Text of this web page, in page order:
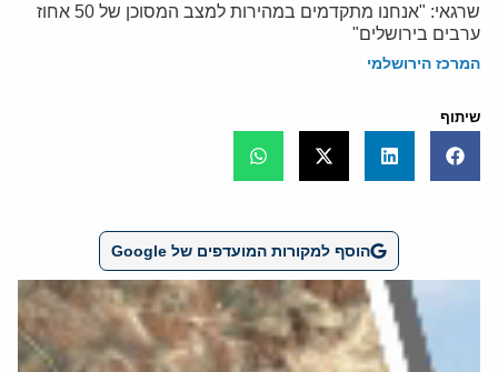
שרגאי: "אנחנו מתקדמים במהירות למצב המסוכן של 50 אחוז
ערבים בירושלים"
המרכז הירושלמי
שיתוף
הוסף למקורות המועדפים של Google